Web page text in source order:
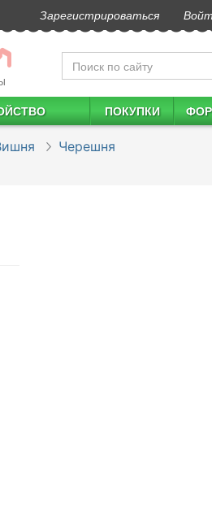
Зарегистрироваться
ПОКУПКИ
Черешня